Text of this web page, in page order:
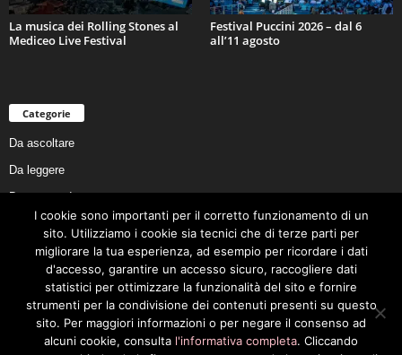
La musica dei Rolling Stones al
Mediceo Live Festival
Festival Puccini 2026 – dal 6
all’11 agosto
Categorie
Da ascoltare
Da leggere
Da non perdere
Da conoscere
Da preservare
Da vivere
Cookie Policy
I cookie sono importanti per il corretto funzionamento di un
sito. Utilizziamo i cookie sia tecnici che di terze parti per
migliorare la tua esperienza, ad esempio per ricordare i dati
d'accesso, garantire un accesso sicuro, raccogliere dati
statistici per ottimizzare la funzionalità del sito e fornire
strumenti per la condivisione dei contenuti presenti su questo
sito. Per maggiori informazioni o per negare il consenso ad
alcuni cookie, consulta l'informativa completa. Cliccando